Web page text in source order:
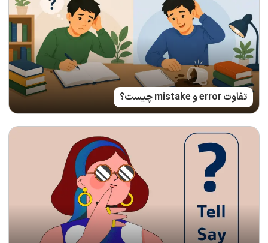
تفاوت error و mistake چیست؟